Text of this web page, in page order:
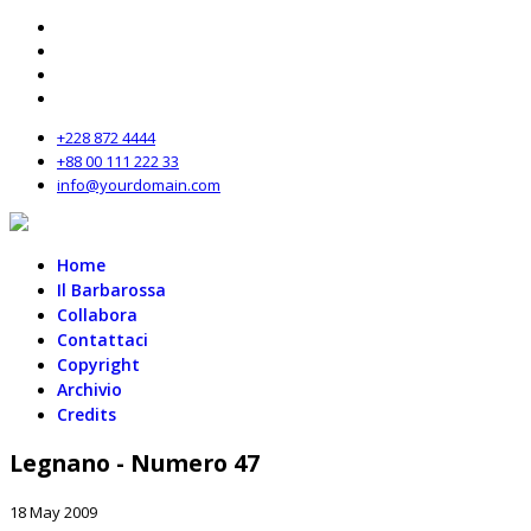
+228 872 4444
+88 00 111 222 33
info@yourdomain.com
Home
Il Barbarossa
Collabora
Contattaci
Copyright
Archivio
Credits
Legnano - Numero 47
18 May 2009